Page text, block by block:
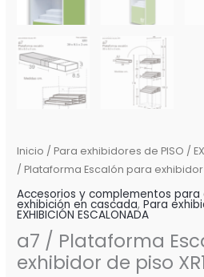
Inicio / Para exhibidores de PISO /
/ Plataforma Escalón para exhibidor
Accesorios y complementos para
exhibición en cascada,Para
EXHIBICIÓN ESCALONADA
a7 / Plataforma
exhibidor de piso XR1